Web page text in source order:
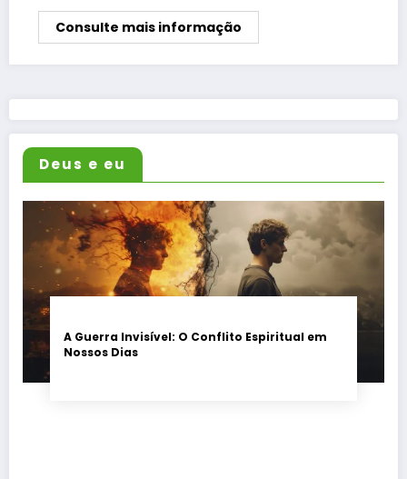
Consulte mais informação
Deus e eu
A Guerra Invisível: O Conflito Espiritual em
Nossos Dias